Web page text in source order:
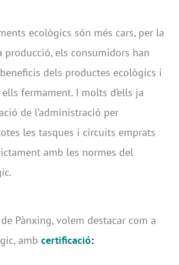
ecològics són més cars, per la
producció, els consumidors han
dels productes ecològics i
fermament. I molts d’ells ja
de l’administració per
les tasques i circuits emprats
amb les normes del
de Pànxing, volem destacar com a
amb certificació: